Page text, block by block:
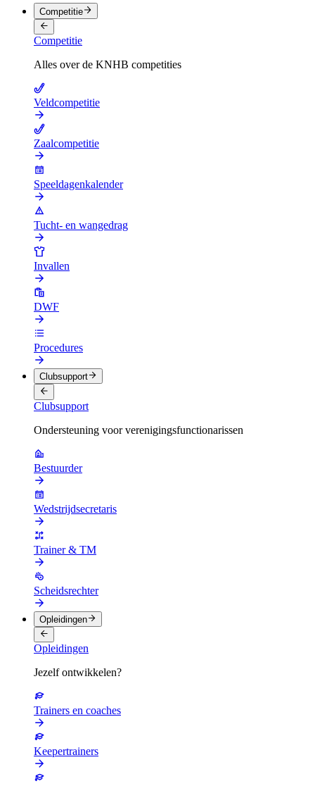
Competitie
Competitie
Alles over de KNHB competities
Veldcompetitie
Zaalcompetitie
Speeldagenkalender
Tucht- en wangedrag
Invallen
DWF
Procedures
Clubsupport
Clubsupport
Ondersteuning voor verenigingsfunctionarissen
Bestuurder
Wedstrijdsecretaris
Trainer & TM
Scheidsrechter
Opleidingen
Opleidingen
Jezelf ontwikkelen?
Trainers en coaches
Keepertrainers